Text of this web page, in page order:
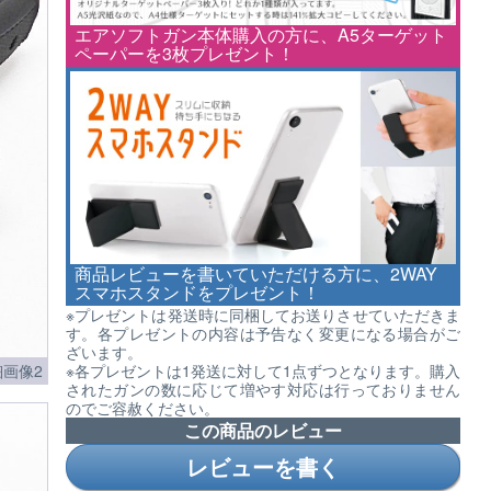
エアソフトガン本体購入の方に、A5ターゲット
ペーパーを3枚プレゼント！
商品レビューを書いていただける方に、2WAY
スマホスタンドをプレゼント！
※プレゼントは発送時に同梱してお送りさせていただきま
す。各プレゼントの内容は予告なく変更になる場合がご
ざいます。
※各プレゼントは1発送に対して1点ずつとなります。購入
されたガンの数に応じて増やす対応は行っておりません
のでご容赦ください。
この商品のレビュー
レビューを書く
像2